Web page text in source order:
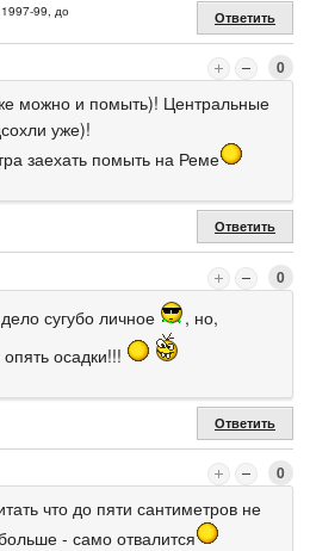
99, до
Ответить
0
можно и помыть)! Центральные
уже)!
заехать помыть на Реме
Ответить
0
сугубо личное
, но,
осадки!!!
Ответить
0
что до пяти сантиметров не
- само отвалится